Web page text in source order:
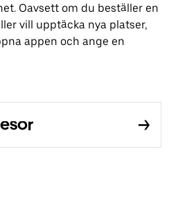
Oavsett om du beställer en
vill upptäcka nya platser,
appen och ange en